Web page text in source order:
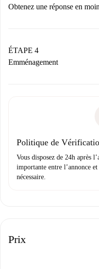
n’aura pas accepté.
Obtenez une réponse en
contact avec le
Si refusé : aucun
Justificatif de
ÉTAPE 4
Emménagement
uniquement si aucun
Politique de
Vous disposez de 24h après
importante entre l’annonce
nécessaire.
Prix